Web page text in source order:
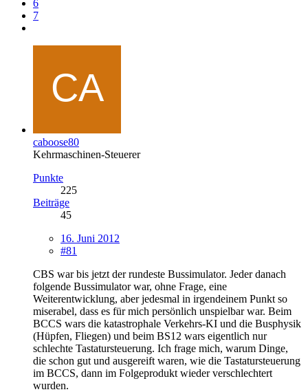
6
7
caboose80
Kehrmaschinen-Steuerer
Punkte
225
Beiträge
45
16. Juni 2012
#81
CBS war bis jetzt der rundeste Bussimulator. Jeder danach
folgende Bussimulator war, ohne Frage, eine
Weiterentwicklung, aber jedesmal in irgendeinem Punkt so
miserabel, dass es für mich persönlich unspielbar war. Beim
BCCS wars die katastrophale Verkehrs-KI und die Busphysik
(Hüpfen, Fliegen) und beim BS12 wars eigentlich nur
schlechte Tastatursteuerung. Ich frage mich, warum Dinge,
die schon gut und ausgereift waren, wie die Tastatursteuerung
im BCCS, dann im Folgeprodukt wieder verschlechtert
wurden.